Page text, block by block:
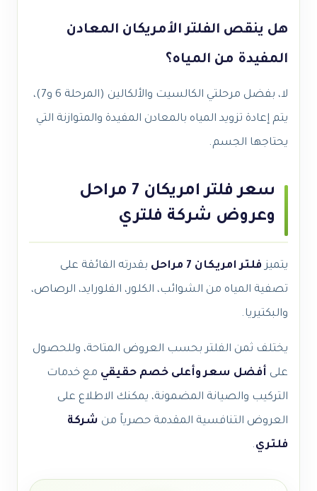
هل ينقص الفلتر الأمريكان المعادن
المفيدة من المياه؟
لا، بفضل مرحلتي الكالسيت والألكالين (المرحلة 6 و7)،
يتم إعادة تزويد المياه بالمعادن المفيدة والمتوازنة التي
يحتاجها الجسم.
سعر فلتر امريكان 7 مراحل
وعروض شركة فلتري
يتميز فلتر امريكان 7 مراحل
بقدرته الفائقة على
تصفية المياه من الشوائب، الكلور، الفلورايد، الرصاص،
والبكتيريا.
يختلف ثمن الفلتر بحسب العروض المتاحة، وللحصول
على أفضل سعر وأعلى خصم حقيقي مع خدمات
التركيب والصيانة المضمونة، يمكنك الاطلاع على
العروض التنافسية المقدمة حصرياً من شركة
فلتري.